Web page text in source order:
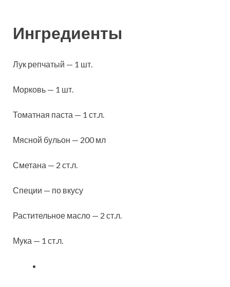
Ингредиенты
Лук репчатый — 1 шт.
Морковь — 1 шт.
Томатная паста — 1 ст.л.
Мясной бульон — 200 мл
Сметана — 2 ст.л.
Специи — по вкусу
Растительное масло — 2 ст.л.
Мука — 1 ст.л.